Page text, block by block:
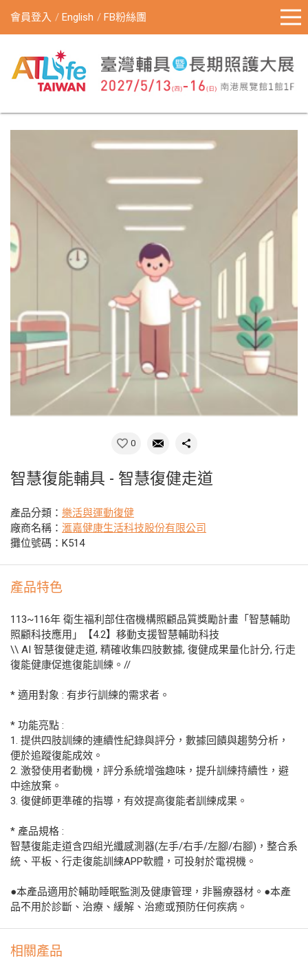
會員登入 English FB粉絲團
0
智慧復能輔具 - 智慧復健走道
產品分類： 樂活與運動復健
廠商名稱： 滙嘉健康生活科技股份有限公司
攤位號碼：K514
產品特色
113~116年 衛生福利部住宿機構照顧品質獎勵計畫「智慧輔助
照顧科技應用」【4.2】移動支援智慧輔助科技
\\ AI 智慧復健走道, 精確收集四肢數據, 復健成果量化計分, 行走
復能健康促進復能訓練。//
* 適用對象 : 有步行訓練的需求者。
* 功能亮點 :
1. 提供四肢訓練的連續性紀錄與評分，數據回饋與趨勢分析，
便於追蹤復能成效。
2. 激發使用者動機，評分系統增強趣味，提升訓練持續性，避
中途放棄。
3. 復健師更準確的指導，有效提高復能者訓練成果。
* 產品規格 :
智慧復能走道含四組光纖感測器(左手/右手/左腳/右腳)，整合系
統、平板、行走復能訓練APP軟體，可投射於電視機。
●本產品適用於輔助睡眠監測及健康管理，非醫療器材。●本產
品不用於診斷、治療、緩解、治癒或預防任何疾病。
相關產品